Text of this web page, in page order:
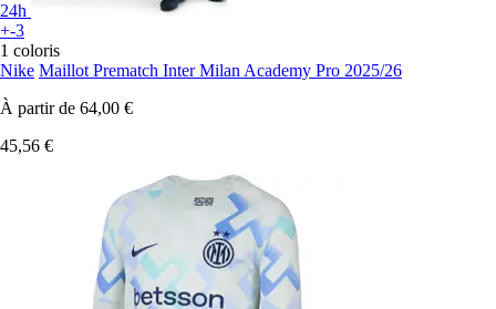
24h
+-3
1 coloris
Nike Maillot Prematch Inter Milan Academy Pro 2025/26
À partir de 64,00 €
45,56 €